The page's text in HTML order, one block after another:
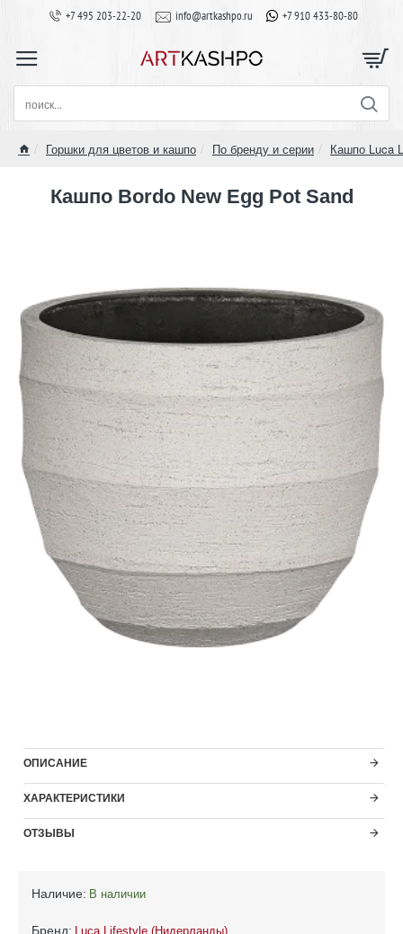
+7 495 203-22-20 info@artkashpo.ru +7 910 433-80-80
поиск...
Горшки для цветов и кашпо По бренду и серии Кашпо Luca
Кашпо Bordo New Egg Pot Sand
ОПИСАНИЕ
ХАРАКТЕРИСТИКИ
ОТЗЫВЫ
Наличие: В наличии
Бренд: Luca Lifestyle (Нидерланды)